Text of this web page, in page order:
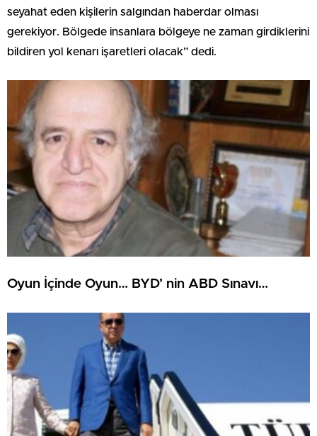
seyahat eden kişilerin salgından haberdar olması
gerekiyor. Bölgede insanlara bölgeye ne zaman girdiklerini
bildiren yol kenarı işaretleri olacak” dedi.
Oyun İçinde Oyun… BYD’ nin ABD Sınavı…